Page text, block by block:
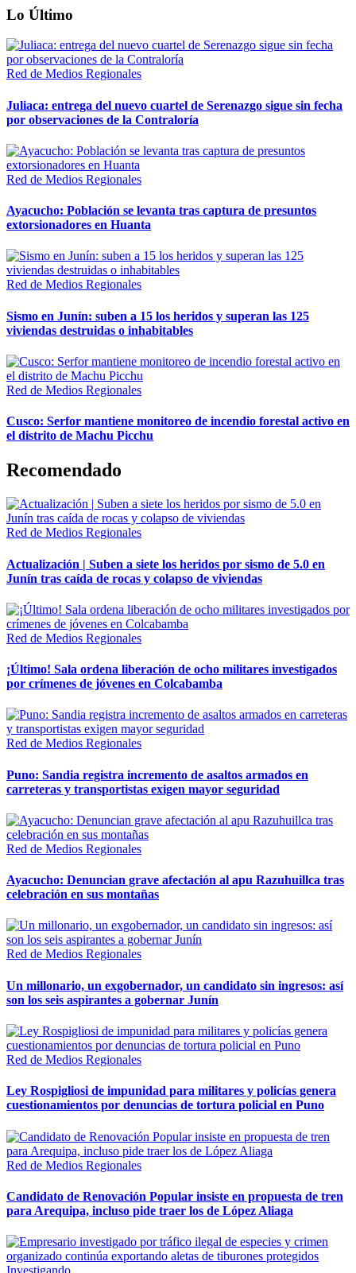
Lo Último
Red de Medios Regionales
Juliaca: entrega del nuevo cuartel de Serenazgo sigue sin fecha
por observaciones de la Contraloría
Red de Medios Regionales
Ayacucho: Población se levanta tras captura de presuntos
extorsionadores en Huanta
Red de Medios Regionales
Sismo en Junín: suben a 15 los heridos y superan las 125
viviendas destruidas o inhabitables
Red de Medios Regionales
Cusco: Serfor mantiene monitoreo de incendio forestal activo en
el distrito de Machu Picchu
Recomendado
Red de Medios Regionales
Actualización | Suben a siete los heridos por sismo de 5.0 en
Junín tras caída de rocas y colapso de viviendas
Red de Medios Regionales
¡Último! Sala ordena liberación de ocho militares investigados
por crímenes de jóvenes en Colcabamba
Red de Medios Regionales
Puno: Sandia registra incremento de asaltos armados en
carreteras y transportistas exigen mayor seguridad
Red de Medios Regionales
Ayacucho: Denuncian grave afectación al apu Razuhuillca tras
celebración en sus montañas
Red de Medios Regionales
Un millonario, un exgobernador, un candidato sin ingresos: así
son los seis aspirantes a gobernar Junín
Red de Medios Regionales
Ley Rospigliosi de impunidad para militares y policías genera
cuestionamientos por denuncias de tortura policial en Puno
Red de Medios Regionales
Candidato de Renovación Popular insiste en propuesta de tren
para Arequipa, incluso pide traer los de López Aliaga
Investigando